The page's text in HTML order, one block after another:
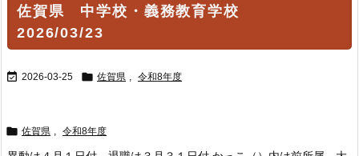
佐賀県 中学校・義務教育学校
2026/03/23
 2026-03-25  佐賀県 , 令和8年度
 佐賀県 , 令和8年度